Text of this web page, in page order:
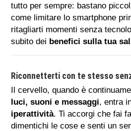
tutto per sempre: bastano
come limitare lo smartphone
ritagliarti momenti senza
subito dei benefici sulla tua
Riconnetterti con te stesso
Il cervello, quando è
luci, suoni e messaggi, entra
iperattività. Ti accorgi che fai
dimentichi le cose e senti un